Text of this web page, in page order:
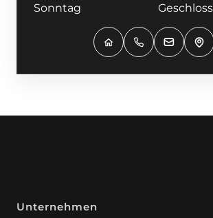
Sonntag
Unternehmen